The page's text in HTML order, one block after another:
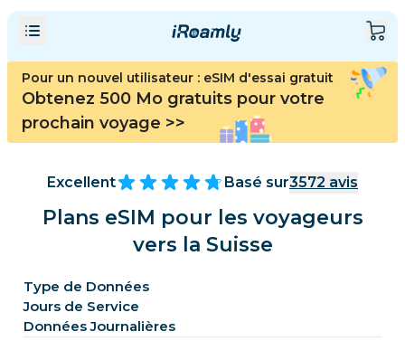
Pour un nouvel utilisateur : eSIM d'essai gratuit
Obtenez 500 Mo gratuits pour votre
prochain voyage >>
Excellent Basé sur3572 avis
Plans eSIM pour les voyageurs
vers la Suisse
Type de Données
Jours de Service
Données Journalières